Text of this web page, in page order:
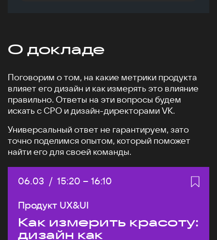
О докладе
Поговорим о том, на какие метрики продукта
влияет его дизайн и как измерять это влияние
правильно. Ответы на эти вопросы будем
искать с CPO и дизайн-директорами VK.
Универсальный ответ не гарантируем, зато
точно поделимся опытом, который поможет
найти его для своей команды.
Дата:
06.03 / Начало:
15:20 – Конец:
16:10
Продукт UX&UI
Как измерить красоту:
дизайн как